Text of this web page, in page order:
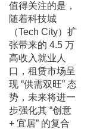
值得关注的是，
随着科技城
（Tech City）扩
张带来的 4.5 万
高收入就业人
口，租赁市场呈
现 “供需双旺” 态
势，未来将进一
步强化其 “创意
+ 宜居” 的复合